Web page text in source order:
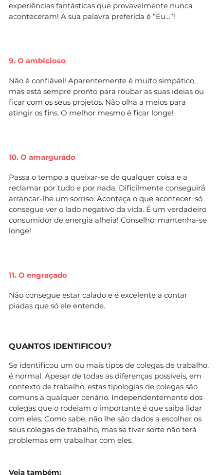
experiências fantásticas que provavelmente nunca
aconteceram! A sua palavra preferida é “Eu…”!
9. O ambicioso
Não é confiável! Aparentemente é muito simpático,
mas está sempre pronto para roubar as suas ideias ou
ficar com os seus projetos. Não olha a meios para
atingir os fins. O melhor mesmo é ficar longe!
10. O amargurado
Passa o tempo a queixar-se de qualquer coisa e a
reclamar por tudo e por nada. Dificilmente conseguirá
arrancar-lhe um sorriso. Aconteça o que acontecer, só
consegue ver o lado negativo da vida. É um verdadeiro
consumidor de energia alheia! Conselho: mantenha-se
longe!
11. O engraçado
Não consegue estar calado e é excelente a contar
piadas que só ele entende.
QUANTOS IDENTIFICOU?
Se identificou um ou mais tipos de colegas de trabalho,
é normal. Apesar de todas as diferenças possíveis, em
contexto de trabalho, estas tipologias de colegas são
comuns a qualquer cenário. Independentemente dos
colegas que o rodeiam o importante é que saiba lidar
com eles. Como sabe, não lhe são dados a escolher os
seus colegas de trabalho, mas se tiver sorte não terá
problemas em trabalhar com eles.
Veja também: